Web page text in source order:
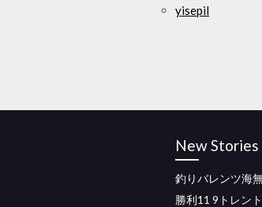
yisepil
New Stories
釣りバレンツ海
勝利11 9トレン